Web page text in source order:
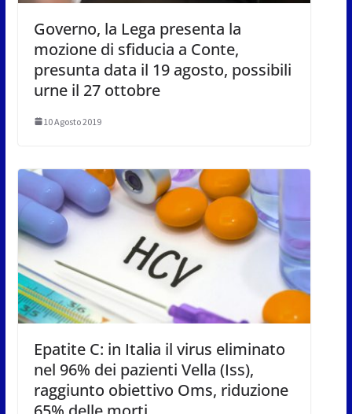
Governo, la Lega presenta la
mozione di sfiducia a Conte,
presunta data il 19 agosto, possibili
urne il 27 ottobre
10 Agosto 2019
Epatite C: in Italia il virus eliminato
nel 96% dei pazienti Vella (Iss),
raggiunto obiettivo Oms, riduzione